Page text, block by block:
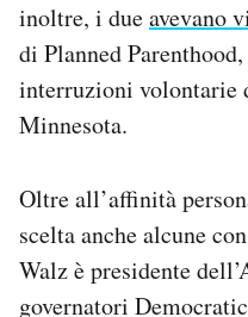
inoltre, i dueavevano
di Planned
interruzioni volontarie
Minnesota.
Oltre all’affinità
scelta anche alcune
Walz è presidente
governatori